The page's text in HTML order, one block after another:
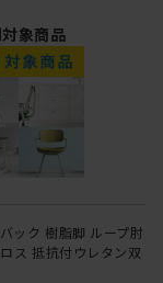
象商品
ック 樹脂脚 ループ肘
ス 抵抗付ウレタン双